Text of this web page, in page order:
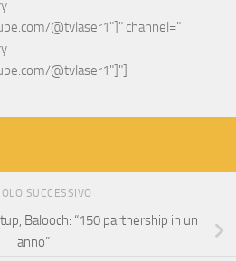
@tvlaser1"]" channel="
@tvlaser1"]"]
SUCCESSIVO
Balooch: “150 partnership in un
anno”